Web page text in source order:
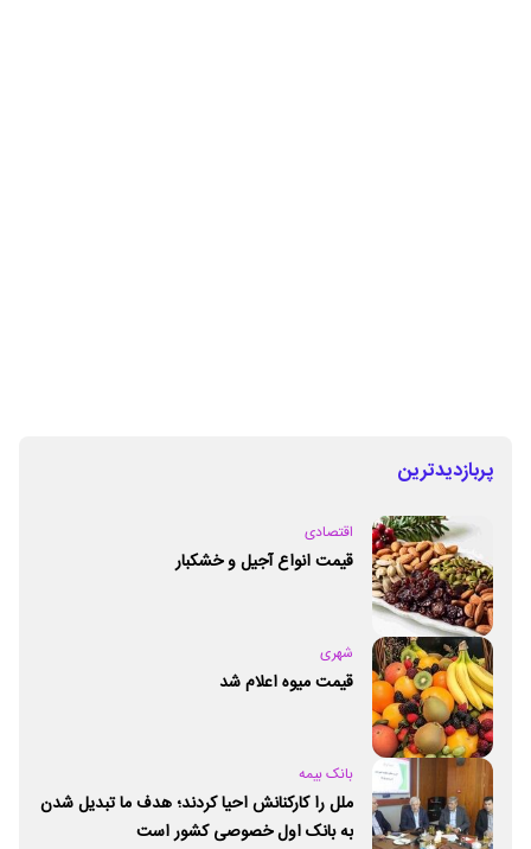
پربازدیدترین
اقتصادی
قیمت انواع آجیل و خشکبار
شهری
قیمت میوه اعلام شد
بانک بیمه
ملل را کارکنانش احیا کردند؛ هدف ما تبدیل شدن
به بانک اول خصوصی کشور است